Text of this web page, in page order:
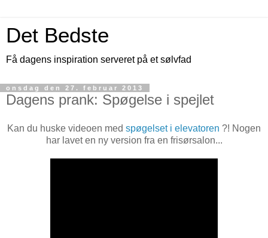
Det Bedste
Få dagens inspiration serveret på et sølvfad
onsdag den 27. februar 2013
Dagens prank: Spøgelse i spejlet
Kan du huske videoen med spøgelset i elevatoren ?! Nogen
har lavet en ny version fra en frisørsalon...